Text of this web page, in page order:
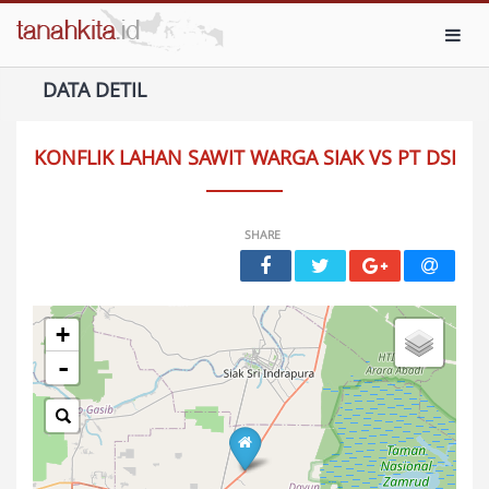
DATA DETIL
KONFLIK LAHAN SAWIT WARGA SIAK VS PT DSI
SHARE
+
-